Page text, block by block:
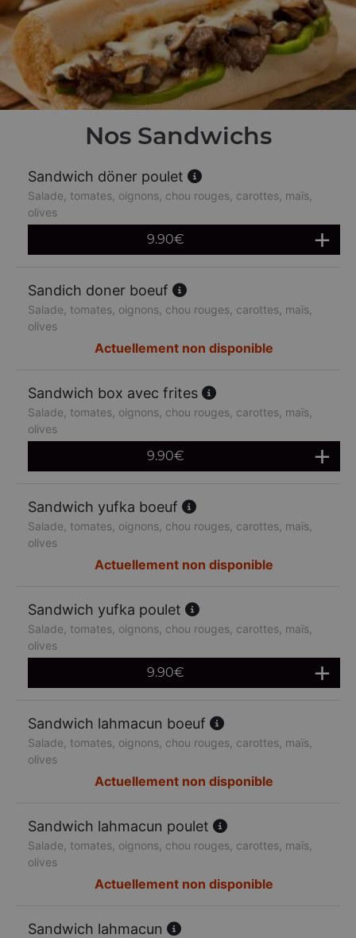
Nos Sandwichs
Sandwich döner poulet
Salade, tomates, oignons, chou rouges, carottes, maïs,
olives
9.90€
Sandich doner boeuf
Salade, tomates, oignons, chou rouges, carottes, maïs,
olives
Actuellement non disponible
Sandwich box avec frites
Salade, tomates, oignons, chou rouges, carottes, maïs,
olives
9.90€
Sandwich yufka boeuf
Salade, tomates, oignons, chou rouges, carottes, maïs,
olives
Actuellement non disponible
Sandwich yufka poulet
Salade, tomates, oignons, chou rouges, carottes, maïs,
olives
9.90€
Sandwich lahmacun boeuf
Salade, tomates, oignons, chou rouges, carottes, maïs,
olives
Actuellement non disponible
Sandwich lahmacun poulet
Salade, tomates, oignons, chou rouges, carottes, maïs,
olives
Actuellement non disponible
Sandwich lahmacun